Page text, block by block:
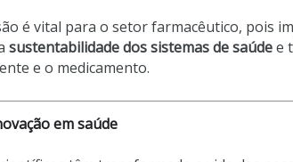
é vital para o setor farmacêutico, pois
sustentabilidade dos sistemas de saúdee
e o medicamento.
em saúde